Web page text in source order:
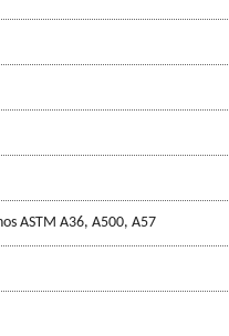
ASTM A36, A500, A57